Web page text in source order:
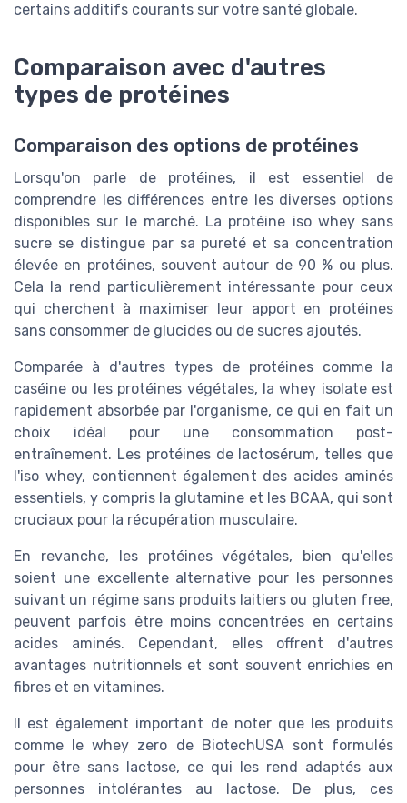
certains additifs courants sur votre santé globale.
Comparaison avec d'autres
types de protéines
Comparaison des options de protéines
Lorsqu'on parle de protéines, il est essentiel de
comprendre les différences entre les diverses options
disponibles sur le marché. La protéine iso whey sans
sucre se distingue par sa pureté et sa concentration
élevée en protéines, souvent autour de 90 % ou plus.
Cela la rend particulièrement intéressante pour ceux
qui cherchent à maximiser leur apport en protéines
sans consommer de glucides ou de sucres ajoutés.
Comparée à d'autres types de protéines comme la
caséine ou les protéines végétales, la whey isolate est
rapidement absorbée par l'organisme, ce qui en fait un
choix idéal pour une consommation post-
entraînement. Les protéines de lactosérum, telles que
l'iso whey, contiennent également des acides aminés
essentiels, y compris la glutamine et les BCAA, qui sont
cruciaux pour la récupération musculaire.
En revanche, les protéines végétales, bien qu'elles
soient une excellente alternative pour les personnes
suivant un régime sans produits laitiers ou gluten free,
peuvent parfois être moins concentrées en certains
acides aminés. Cependant, elles offrent d'autres
avantages nutritionnels et sont souvent enrichies en
fibres et en vitamines.
Il est également important de noter que les produits
comme le whey zero de BiotechUSA sont formulés
pour être sans lactose, ce qui les rend adaptés aux
personnes intolérantes au lactose. De plus, ces